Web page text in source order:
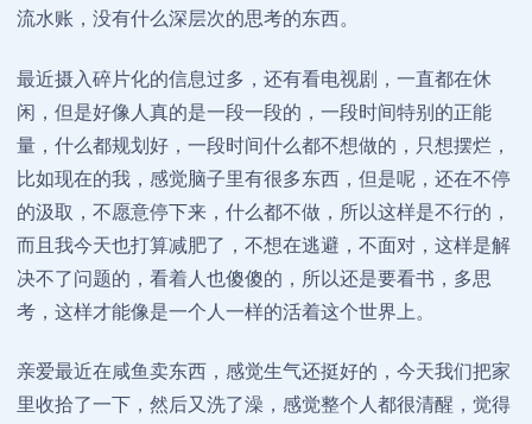
流水账，没有什么深层次的思考的东西。
最近摄入碎片化的信息过多，还有看电视剧，一直都在休
闲，但是好像人真的是一段一段的，一段时间特别的正能
量，什么都规划好，一段时间什么都不想做的，只想摆烂，
比如现在的我，感觉脑子里有很多东西，但是呢，还在不停
的汲取，不愿意停下来，什么都不做，所以这样是不行的，
而且我今天也打算减肥了，不想在逃避，不面对，这样是解
决不了问题的，看着人也傻傻的，所以还是要看书，多思
考，这样才能像是一个人一样的活着这个世界上。
亲爱最近在咸鱼卖东西，感觉生气还挺好的，今天我们把家
里收拾了一下，然后又洗了澡，感觉整个人都很清醒，觉得